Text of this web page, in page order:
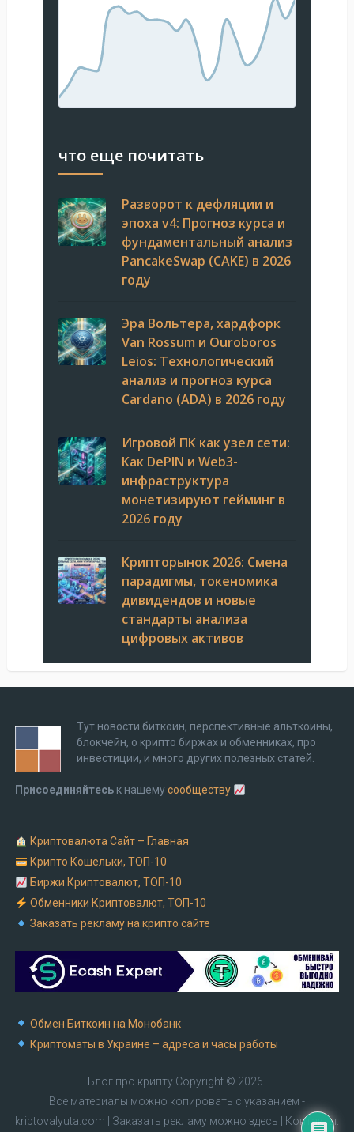
что еще почитать
Разворот к дефляции и
эпоха v4: Прогноз курса и
фундаментальный анализ
PancakeSwap (CAKE) в 2026
году
Эра Вольтера, хардфорк
Van Rossum и Ouroboros
Leios: Технологический
анализ и прогноз курса
Cardano (ADA) в 2026 году
Игровой ПК как узел сети:
Как DePIN и Web3-
инфраструктура
монетизируют гейминг в
2026 году
Крипторынок 2026: Смена
парадигмы, токеномика
дивидендов и новые
стандарты анализа
цифровых активов
Тут новости биткоин, перспективные альткоины,
блокчейн, о крипто биржах и обменниках, про
инвестиции, и много других полезных статей.
Присоединяйтесь к нашемусообществу
Криптовалюта Cайт – Главная
Крипто Кошельки, ТОП-10
Биржи Криптовалют, ТОП-10
Обменники Криптовалют, ТОП-10
Заказать рекламу на крипто сайте
Обмен Биткоин на Монобанк
Криптоматы в Украине – адреса и часы работы
Блог про крипту Copyright © 2026.
Все материалы можно копировать с указанием -
kriptovalyuta.com | Заказать рекламу можно здесь | Контакты: